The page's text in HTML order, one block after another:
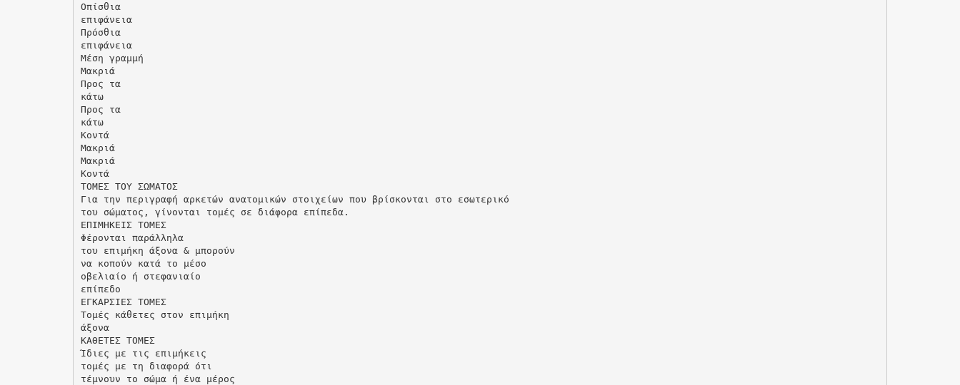
Οπίσθια
επιφάνεια
Πρόσθια
επιφάνεια
Μέση γραμμή
Μακριά
Προς τα
κάτω
Προς τα
κάτω
Κοντά
Μακριά
Μακριά
Κοντά
ΤΟΜΕΣ ΤΟΥ ΣΩΜΑΤΟΣ
Για την περιγραφή αρκετών ανατομικών στοιχείων που βρίσκονται στο εσωτερικό
του σώματος, γίνονται τομές σε διάφορα επίπεδα.
ΕΠΙΜΗΚΕΙΣ ΤΟΜΕΣ
Φέρονται παράλληλα
του επιμήκη άξονα & μπορούν
να κοπούν κατά το μέσο
οβελιαίο ή στεφανιαίο
επίπεδο
ΕΓΚΑΡΣΙΕΣ ΤΟΜΕΣ
Τομές κάθετες στον επιμήκη
άξονα
ΚΑΘΕΤΕΣ ΤΟΜΕΣ
Ίδιες με τις επιμήκεις
τομές με τη διαφορά ότι
τέμνουν το σώμα ή ένα μέρος